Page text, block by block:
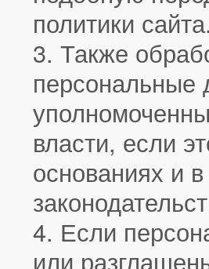
политики
3. Также
персональные
власти, если
основаниях и
4. Если
или